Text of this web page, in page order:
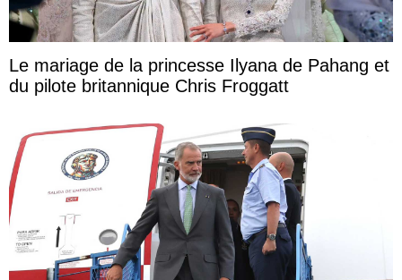
Le mariage de la princesse Ilyana de Pahang et
du pilote britannique Chris Froggatt